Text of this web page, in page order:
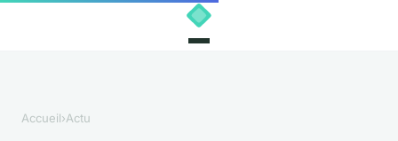
Accueil›Actu